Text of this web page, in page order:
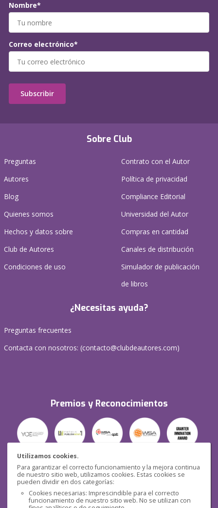
Utilizamos cookies.
Para garantizar el correcto funcionamiento y la mejora continua
de nuestro sitio web, utilizamos cookies. Estas cookies se
pueden dividir en dos categorías:
Cookies necesarias: Imprescindible para el correcto
funcionamiento de nuestro sitio web. No se utilizan con
Sobre Club
Preguntas
Autores
Blog
Quienes somos
Hechos y datos sobre
Club de Autores
Condiciones de uso
Contrato con el Autor
Política de privacidad
Compliance Editorial
Universidad del Autor
Compras en cantidad
Canales de distribución
Simulador de publicación
de libros
¿Necesitas ayuda?
Preguntas frecuentes
Contacta con nosotros: (contacto@clubdeautores.com)
Premios y Reconocimientos
Seguridad
Nombre*
Correo electrónico*
Subscribir